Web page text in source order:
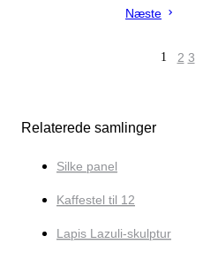
Næste
1 2 3
Relaterede samlinger
Silke panel
Kaffestel til 12
Lapis Lazuli-skulptur